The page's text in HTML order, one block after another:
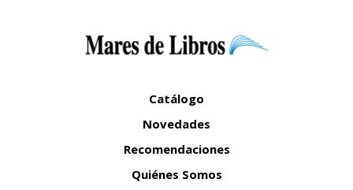
Catálogo
Novedades
Recomendaciones
Quiénes Somos